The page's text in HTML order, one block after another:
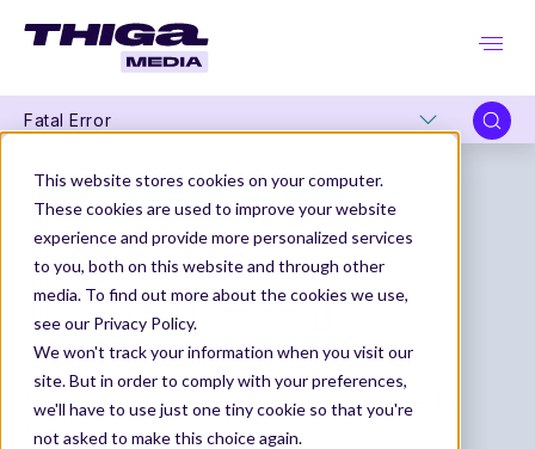
This website stores cookies on your computer.
These cookies are used to improve your website
experience and provide more personalized services
to you, both on this website and through other
media. To find out more about the cookies we use,
see our Privacy Policy.
We won't track your information when you visit our
site. But in order to comply with your preferences,
we'll have to use just one tiny cookie so that you're
not asked to make this choice again.
Fatal Error
Démontez les idées reçues sur le monde du
Produit